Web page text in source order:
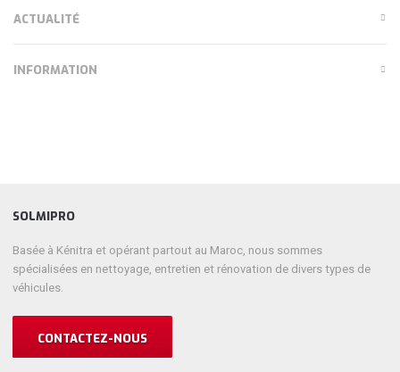
ACTUALITÉ
INFORMATION
SOLMIPRO
Basée à Kénitra et opérant partout au Maroc, nous sommes
spécialisées en nettoyage, entretien et rénovation de divers types de
véhicules.
CONTACTEZ-NOUS